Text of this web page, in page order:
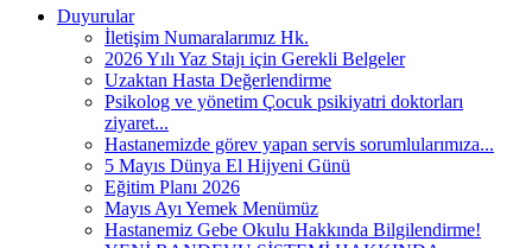
Duyurular
İletişim Numaralarımız Hk.
2026 Yılı Yaz Stajı için Gerekli Belgeler
Uzaktan Hasta Değerlendirme
Psikolog ve yönetim Çocuk psikiyatri doktorları
ziyaret...
Hastanemizde görev yapan servis sorumlularımıza...
5 Mayıs Dünya El Hijyeni Günü
Eğitim Planı 2026
Mayıs Ayı Yemek Menümüz
Hastanemiz Gebe Okulu Hakkında Bilgilendirme!